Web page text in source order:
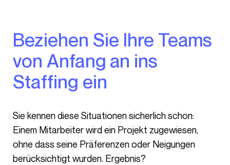
Beziehen Sie Ihre Teams
von Anfang an ins
Staffing ein
Sie kennen diese Situationen sicherlich schon:
Einem Mitarbeiter wird ein Projekt zugewiesen,
ohne dass seine Präferenzen oder Neigungen
berücksichtigt wurden. Ergebnis?